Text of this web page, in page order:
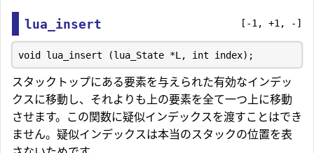
lua_insert [-1, +1, -]
スタックトップにある要素を与えられた有効なインデッ
クスに移動し、それよりも上の要素を全て一つ上に移動
させます。この関数に疑似インデックスを渡すことはでき
ません。疑似インデックスは本当のスタックの位置を表